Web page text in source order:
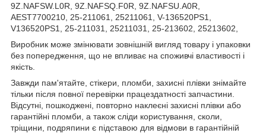
9Z.NAFSW.L0R, 9Z.NAFSQ.F0R, 9Z.NAFSU.A0R,
AEST7700210, 25-211061, 25211061, V-136520PS1,
V136520PS1, 25-211031, 25211031, 25-213602, 25213602,
Виробник може змінювати зовнішній вигляд товару і упаковки
без попередження, що не впливає на споживчі властивості і
якість.
Завжди пам'ятайте, стікери, пломби, захисні плівки знімайте
тільки після повної перевірки працездатності запчастини.
Відсутні, пошкоджені, повторно наклеєні захисні плівки або
гарантійні пломби, а також сліди користування, сколи,
тріщини, подряпини є підставою для відмови в гарантійній